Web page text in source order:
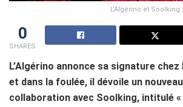
L’Algérino et
0
SHARES
L’Algérino annonce sa signature
et dans la foulée, il dévoile un
collaboration avec Soolking, intitulé «